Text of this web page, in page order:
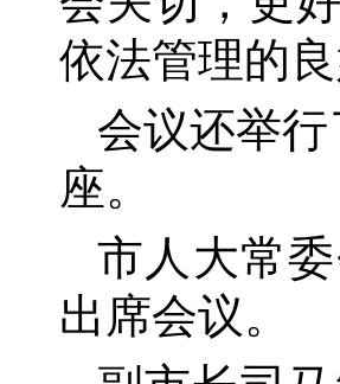
依法管理的
会议还举行
座。
市人大常
出席会议。